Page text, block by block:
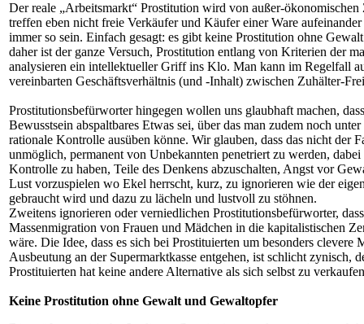
Der reale „Arbeitsmarkt“ Prostitution wird von außer-ökonomischen
treffen eben nicht freie Verkäufer und Käufer einer Ware
immer so sein. Einfach gesagt: es gibt keine Prostitution ohne
daher ist der ganze Versuch, Prostitution entlang von Kriterien der
analysieren ein intellektueller Griff ins Klo. Man kann im Regelfall
vereinbarten Geschäftsverhältnis (und -Inhalt) zwischen Zuhälter-
Prostitutionsbefürworter hingegen wollen uns glaubhaft machen,
Bewusstsein abspaltbares Etwas sei, über das man zudem noch
rationale Kontrolle ausüben könne. Wir glauben, dass das nicht der
unmöglich, permanent von Unbekannten penetriert zu werden,
Kontrolle zu haben, Teile des Denkens abzuschalten, Angst vor
Lust vorzuspielen wo Ekel herrscht, kurz, zu ignorieren wie der
gebraucht wird und dazu zu lächeln und lustvoll zu stöhnen.
Zweitens ignorieren oder verniedlichen Prostitutionsbefürworter,
Massenmigration von Frauen und Mädchen in die kapitalistischen
wäre. Die Idee, dass es sich bei Prostituierten um besonders clevere
Ausbeutung an der Supermarktkasse entgehen, ist schlicht zynisch,
Prostituierten hat keine andere Alternative als sich selbst zu
Keine Prostitution ohne Gewalt und Gewaltopfer